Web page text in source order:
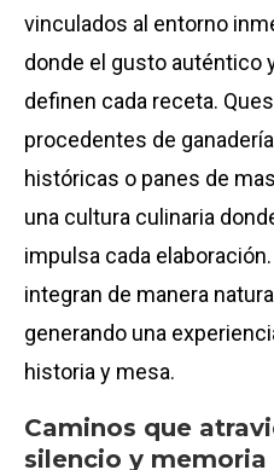
vinculados al entorno
donde el gusto auténtico
definen cada receta.
procedentes de
históricas o panes de
una cultura culinaria
impulsa cada
integran de manera
generando una
historia y mesa.
Caminos que
silencio y memoria